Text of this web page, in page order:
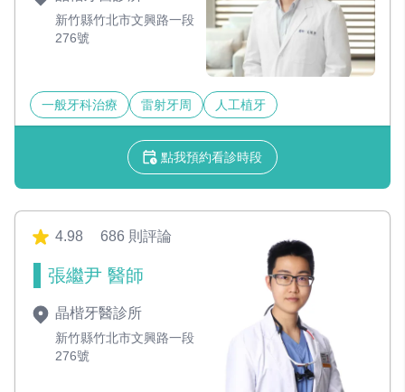
新竹縣竹北市文興路一段
276號
一般牙科治療 雷射牙周 人工植牙
點我預約看診時段
4.98 686 則評論
張繼尹 醫師
晶楷牙醫診所
新竹縣竹北市文興路一段
276號